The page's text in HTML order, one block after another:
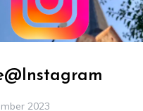
2023